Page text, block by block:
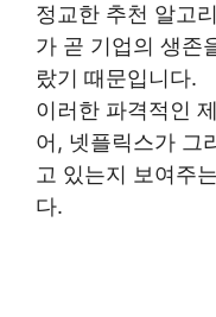
정교한 추천 알고
가 곧 기업의 생존
랐기 때문입니다.
이러한 파격적인
어, 넷플릭스가 그
고 있는지 보여주
다.